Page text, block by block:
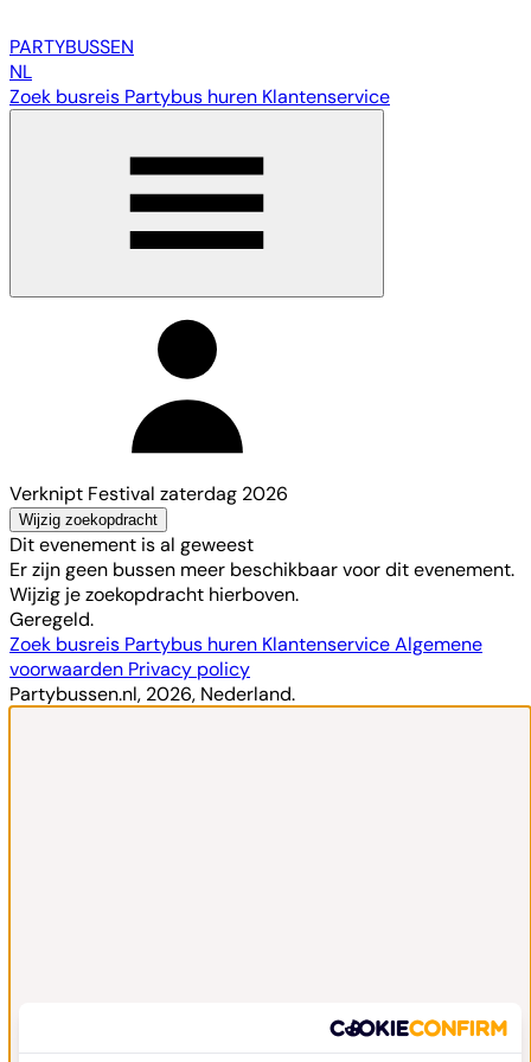
PARTYBUSSEN
NL
Zoek busreis Partybus huren Klantenservice
Verknipt Festival zaterdag 2026
Wijzig zoekopdracht
Dit evenement is al geweest
Er zijn geen bussen meer beschikbaar voor dit evenement.
Wijzig je zoekopdracht hierboven.
Geregeld.
Zoek busreis Partybus huren KlantenserviceAlgemene
voorwaarden Privacy policy
Partybussen.nl, 2026, Nederland.